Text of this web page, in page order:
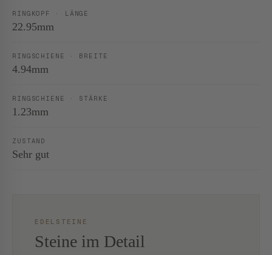
RINGKOPF · LÄNGE
22.95mm
RINGSCHIENE · BREITE
4.94mm
RINGSCHIENE · STÄRKE
1.23mm
ZUSTAND
Sehr gut
EDELSTEINE
Steine im Detail